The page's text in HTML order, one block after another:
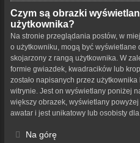
Czym są obrazki
użytkownika?
Na stronie przeglądania postów, w
o użytkowniku, mogą być
skojarzony z rangą użytkownika. W
formie gwiazdek, kwadracików lub
zostało napisanych przez
witrynie. Jest on wyświetlany poniżej
większy obrazek, wyświetlany
awatar i jest unikatowy lub osobisty
Na górę